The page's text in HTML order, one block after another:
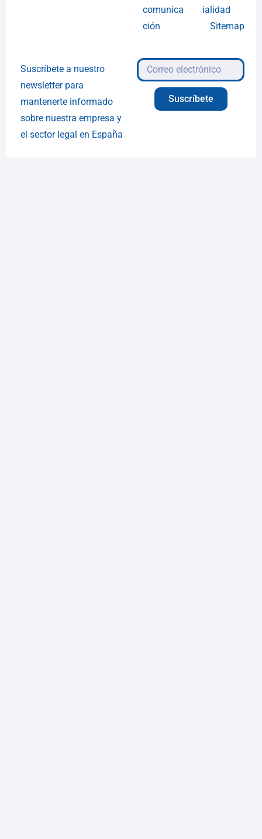
comunica
ción
ialidad
Sitemap
Suscríbete a nuestro
newsletter para
mantenerte informado
sobre nuestra empresa y
el sector legal en España
Suscríbete